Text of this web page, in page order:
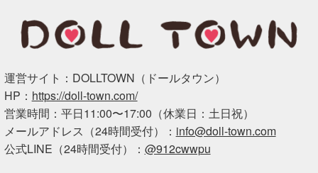
運営サイト：DOLLTOWN（ドールタウン）
HP： https://doll-town.com/
営業時間：平日11:00〜17:00（休業日：土日祝）
メールアドレス（24時間受付）： info@doll-town.com
公式LINE（24時間受付）： @912cwwpu